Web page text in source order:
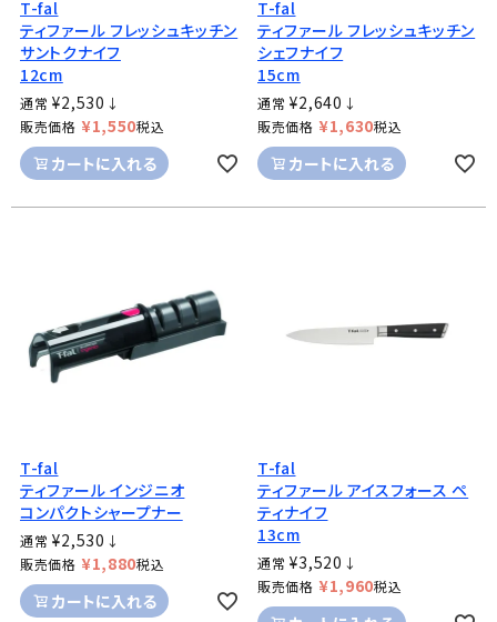
T-fal
ティファール フレッシュキッチン
サントクナイフ
12cm
通常 ¥2,530 ↓
販売価格 ¥1,550税込
カートに入れる
T-fal
ティファール フレッシュキッチン
シェフナイフ
15cm
通常 ¥2,640 ↓
販売価格 ¥1,630税込
カートに入れる
T-fal
ティファール インジニオ
コンパクトシャープナー
通常 ¥2,530 ↓
販売価格 ¥1,880税込
カートに入れる
T-fal
ティファール アイスフォース ペ
ティナイフ
13cm
通常 ¥3,520 ↓
販売価格 ¥1,960税込